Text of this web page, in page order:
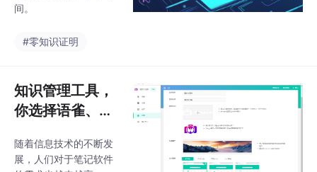
间。
#零知识证明
知识管理工具，
你选择语雀、Ba
是FlowUs？
随着信息技术的不断发
展，人们对于笔记软件